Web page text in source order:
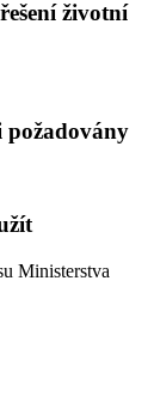
životní
požadovány
Ministerstva